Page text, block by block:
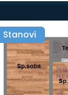
Stanovi